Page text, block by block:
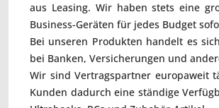
aus Leasing. Wir haben stets eine
Business-Geräten für jedes Budget
Bei unseren Produkten handelt es
bei Banken, Versicherungen und
Wir sind Vertragspartner europaweit
Kunden dadurch eine ständige